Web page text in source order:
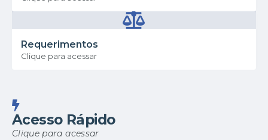
Requerimentos
Clique para acessar
Acesso Rápido
Clique para acessar